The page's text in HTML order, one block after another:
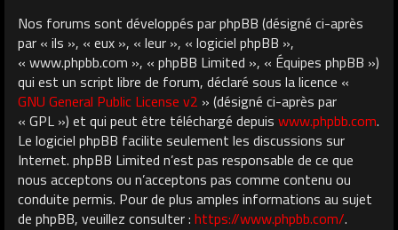
Nos forums sont développés par phpBB (désigné ci-après
par « ils », « eux », « leur », « logiciel phpBB »,
« www.phpbb.com », « phpBB Limited », « Équipes phpBB »)
qui est un script libre de forum, déclaré sous la licence «
GNU General Public License v2 » (désigné ci-après par
« GPL ») et qui peut être téléchargé depuis www.phpbb.com.
Le logiciel phpBB facilite seulement les discussions sur
Internet. phpBB Limited n’est pas responsable de ce que
nous acceptons ou n’acceptons pas comme contenu ou
conduite permis. Pour de plus amples informations au sujet
de phpBB, veuillez consulter : https://www.phpbb.com/.